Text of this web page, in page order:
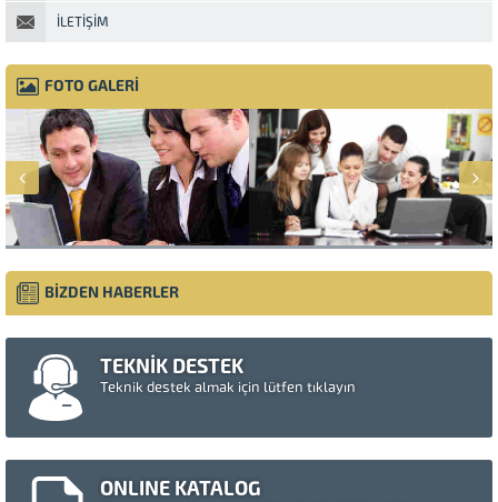
İLETIŞIM
FOTO GALERİ
BİZDEN HABERLER
TEKNİK DESTEK
Teknik destek almak için lütfen tıklayın
ONLINE KATALOG